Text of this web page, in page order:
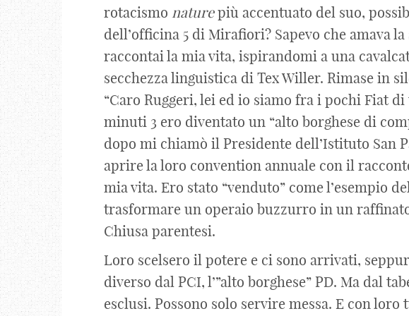
rotacismo naturepiù accentuato del suo,
dell’officina 5 di Mirafiori? Sapevo che amava
raccontai la mia vita, ispirandomi a una
secchezza linguistica di Tex Willer. Rimase in
“Caro Ruggeri, lei ed io siamo fra i pochi Fiat di
minuti 3 ero diventato un “alto borghese di
dopo mi chiamò il Presidente dell’Istituto San
aprire la loro convention annuale con il
mia vita. Ero stato “venduto” come l’esempio
trasformare un operaio buzzurro in un
Chiusa parentesi.
Loro scelsero il potere e ci sono arrivati,
diverso dal PCI, l’”alto borghese” PD. Ma dal
esclusi. Possono solo servire messa. E con